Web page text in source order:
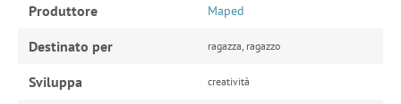
Produttore Maped
Destinato per ragazza, ragazzo
Sviluppa creatività